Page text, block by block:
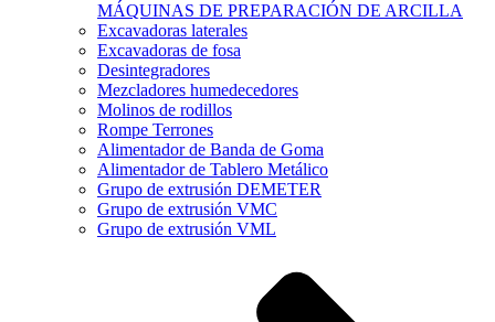
MÁQUINAS DE PREPARACIÓN DE ARCILLA
Excavadoras laterales
Excavadoras de fosa
Desintegradores
Mezcladores humedecedores
Molinos de rodillos
Rompe Terrones
Alimentador de Banda de Goma
Alimentador de Tablero Metálico
Grupo de extrusión DEMETER
Grupo de extrusión VMC
Grupo de extrusión VML